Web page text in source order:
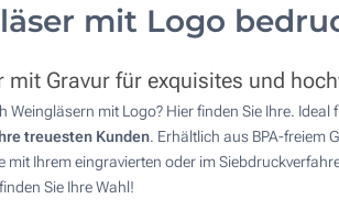
mit Logo
mit Gravur für exquisites und
Weingläsern mit Logo? Hier finden Sie Ihre. Ideal
treuesten Kunden. Erhältlich aus BPA-freiem
mit Ihrem eingravierten oder im
Sie Ihre Wahl!